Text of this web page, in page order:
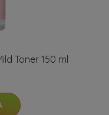
Toner 150 ml